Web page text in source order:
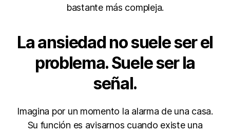
bastante más compleja.
La ansiedad no suele ser el
problema. Suele ser la
señal.
Imagina por un momento la alarma de una casa.
Su función es avisarnos cuando existe una